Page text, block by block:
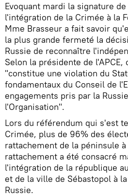
Evoquant mardi la signature
l'intégration de la Crimée à la
Mme Brasseur a fait savoir
la plus grande fermeté la
Russie de reconnaître
Selon la présidente de l'APCE,
"constitue une violation du
fondamentaux du Conseil de
engagements pris par la
l'Organisation".
Lors du référendum qui s'est
Crimée, plus de 96% des
rattachement de la péninsule à
rattachement a été consacré
l'intégration de la république
et de la ville de Sébastopol à
Russie.